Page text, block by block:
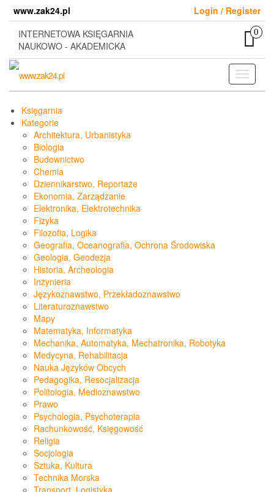
content
www.zak24.pl
Login / Register
INTERNETOWA KSIĘGARNIA
NAUKOWO - AKADEMICKA
0
Toggle
Księgarnia
Kategorie
Architektura, Urbanistyka
Biologia
Budownictwo
Chemia
Dziennikarstwo, Reportaże
Ekonomia, Zarządzanie
Elektronika, Elektrotechnika
Fizyka
Filozofia, Logika
Geografia, Oceanografia, Ochrona Środowiska
Geologia, Geodezja
Historia, Archeologia
Inżynieria
Językoznawstwo, Przekładoznawstwo
Literaturoznawstwo
Mapy
Matematyka, Informatyka
Mechanika, Automatyka, Mechatronika, Robotyka
Medycyna, Rehabilitacja
Nauka Języków Obcych
Pedagogika, Resocjalizacja
Politologia, Medioznawstwo
Prawo
Psychologia, Psychoterapia
Rachunkowość, Księgowość
Religia
Socjologia
Sztuka, Kultura
Technika Morska